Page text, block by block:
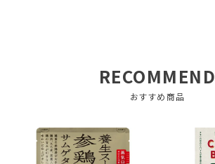
RECOMMEND
おすすめ商品